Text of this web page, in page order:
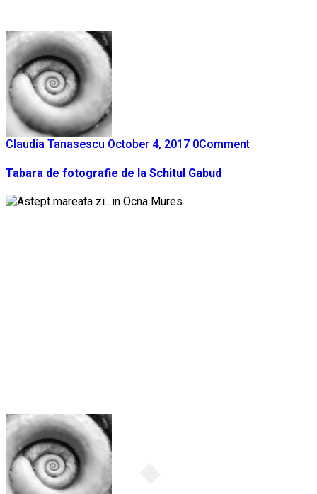
Claudia Tanasescu October 4, 2017 0Comment
Tabara de fotografie de la Schitul Gabud